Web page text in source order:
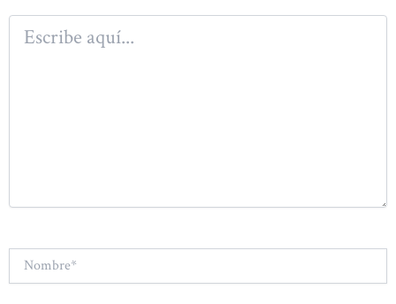
Escribe
aquí...
Nombre*